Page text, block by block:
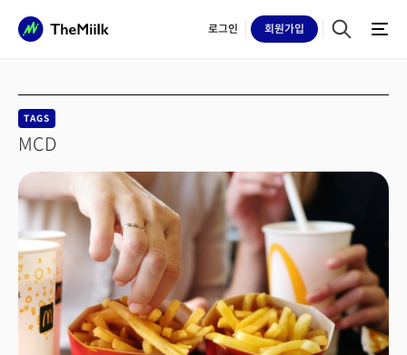
로그인 회원가입
TAGS
MCD